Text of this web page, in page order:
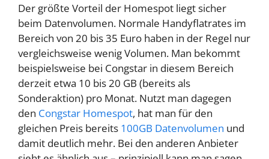
Der größte Vorteil der Homespot liegt sicher
beim Datenvolumen. Normale Handyflatrates im
Bereich von 20 bis 35 Euro haben in der Regel nur
vergleichsweise wenig Volumen. Man bekommt
beispielsweise bei Congstar in diesem Bereich
derzeit etwa 10 bis 20 GB (bereits als
Sonderaktion) pro Monat. Nutzt man dagegen
den Congstar Homespot, hat man für den
gleichen Preis bereits 100GB Datenvolumen und
damit deutlich mehr. Bei den anderen Anbieter